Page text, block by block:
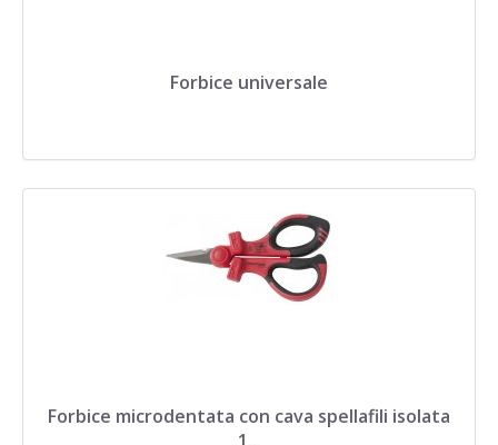
Forbice universale
Forbice microdentata con cava spellafili isolata